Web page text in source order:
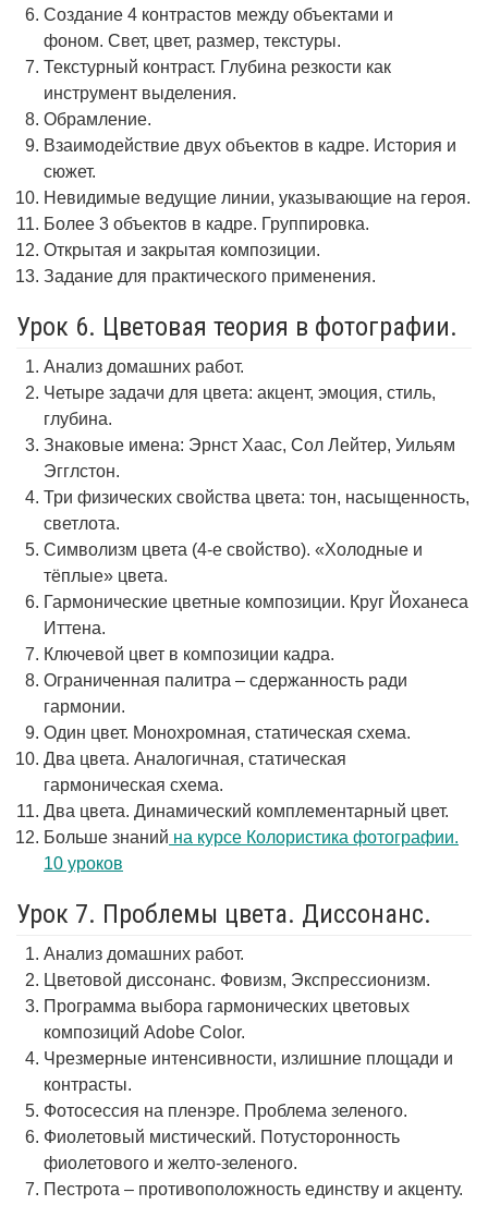
Создание 4 контрастов между объектами и
фоном. Свет, цвет, размер, текстуры.
Текстурный контраст. Глубина резкости как
инструмент выделения.
Обрамление.
Взаимодействие двух объектов в кадре. История и
сюжет.
Невидимые ведущие линии, указывающие на героя.
Более 3 объектов в кадре. Группировка.
Открытая и закрытая композиции.
Задание для практического применения.
Урок 6. Цветовая теория в фотографии.
Анализ домашних работ.
Четыре задачи для цвета: акцент, эмоция, стиль,
глубина.
Знаковые имена: Эрнст Хаас, Сол Лейтер, Уильям
Эгглстон.
Три физических свойства цвета: тон, насыщенность,
светлота.
Символизм цвета (4-е свойство). «Холодные и
тёплые» цвета.
Гармонические цветные композиции. Круг Йоханеса
Иттена.
Ключевой цвет в композиции кадра.
Ограниченная палитра – сдержанность ради
гармонии.
Один цвет. Монохромная, статическая схема.
Два цвета. Аналогичная, статическая
гармоническая схема.
Два цвета. Динамический комплементарный цвет.
Больше знаний на курсе Колористика фотографии.
10 уроков
Урок 7. Проблемы цвета. Диссонанс.
Анализ домашних работ.
Цветовой диссонанс. Фовизм, Экспрессионизм.
Программа выбора гармонических цветовых
композиций Adobe Color.
Чрезмерные интенсивности, излишние площади и
контрасты.
Фотосессия на пленэре. Проблема зеленого.
Фиолетовый мистический. Потусторонность
фиолетового и желто-зеленого.
Пестрота – противоположность единству и акценту.